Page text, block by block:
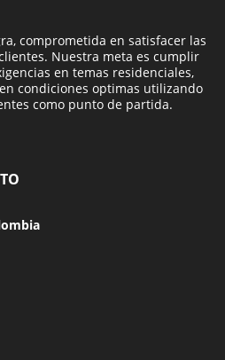
comprometida en satisfacer las
Nuestra meta es cumplir
en temas residenciales,
condiciones optimas utilizando
como punto de partida.